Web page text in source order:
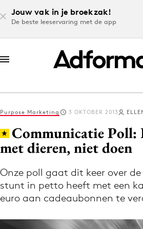
Jouw vak in je broekzak!
De beste leeservaring met de app
Log in
Volg het laatste nieuws
Nieuws app
Purpose Marketing 3 OKTOBER 2013
Communicatie Poll:
met dieren, niet doen
Onze poll gaat dit keer over
stunt in petto heeft met een
euro aan cadeaubonnen te